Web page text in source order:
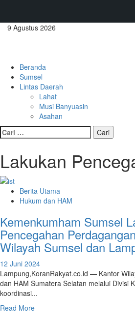
Skip9 Agustus 2026
Menu
Beranda
Sumsel
Lintas Daerah
Lahat
Musi Banyuasin
Asahan
Cari
untuk:
Lakukan
Berita Utama
Hukum dan HAM
Kemenkumham Sumsel
Pencegahan
Wilayah Sumsel dan
12 Juni 2024
Lampung,KoranRakyat.co.id — Kantor
dan HAM Sumatera Selatan melalui Divisi
koordinasi...
Read More